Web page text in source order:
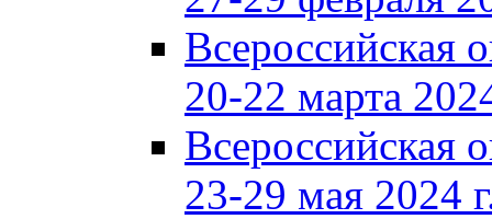
Всероссийская
20-22 марта
Всероссийская
23-29 мая 2024